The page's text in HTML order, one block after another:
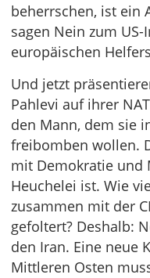
beherrschen, ist ein
sagen Nein zum
europäischen
Und jetzt
Pahlevi auf ihrer
den Mann, dem sie
freibomben wollen.
mit Demokratie und
Heuchelei ist. Wie
zusammen mit der
gefoltert? Deshalb:
den Iran. Eine neue
Mittleren Osten